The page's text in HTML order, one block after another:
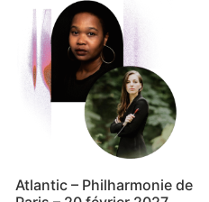
Atlantic – Philharmonie de